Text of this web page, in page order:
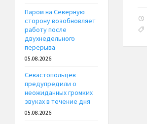
Паром на Северную
сторону возобновляет
работу после
двухнедельного
перерыва
05.08.2026
Севастопольцев
предупредили о
неожиданных громких
звуках в течение дня
05.08.2026